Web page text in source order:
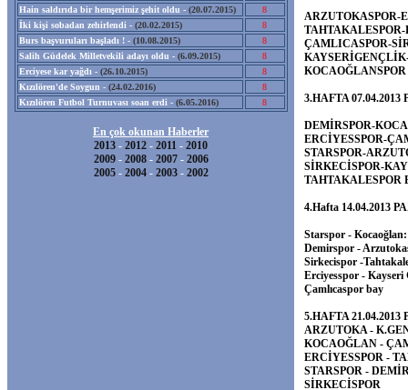
Hain saldırıda bir hemşerimiz şehit oldu - (20.07.2015)
8
İki kişi sobadan zehirlendi - (20.02.2015)
8
Burs başvuruları başladı ! - (10.08.2015)
8
Salih Güdelek Milletvekili adayı oldu - (6.09.2015)
8
Erciyese kar yağdı - (26.10.2015)
8
Kızılören'de Soygun - (24.02.2016)
8
Kızılören Futbol Turnuvası soan erdi - (6.05.2016) 8
En çok okunan Haberler
2013 - 2012 - 2011 - 2010
2009- 2008- 2007- 2006
2005- 2004- 2003- 2002
ARZUTOKASPOR-
ÇAMLICASPOR-
3.HAFTA 07.04.2013
DEMİRSPOR-
ERCİYESSPOR-
STARSPOR-
SİRKECİSPOR-
TAHTAKALESPOR
4.Hafta 14.04.2013
Starspor -
Demirspor -
Sirkecispor -
Erciyesspor - Kayseri
Çamlıcaspor bay
5.HAFTA 21.04.2013
ARZUTOKA -
KOCAOĞLAN -
ERCİYESSPOR -
STARSPOR -
SİRKECİSPOR